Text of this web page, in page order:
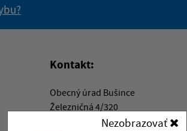
Nezobrazovať
Kontakt:
Obecný úrad Bušince
Železničná 4/320
991 22 Bušince